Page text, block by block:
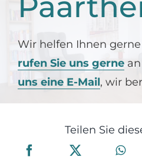
Wir helfen Ihnen
rufen Sie uns gernean
uns eine E-Mail, wir
Teilen Sie